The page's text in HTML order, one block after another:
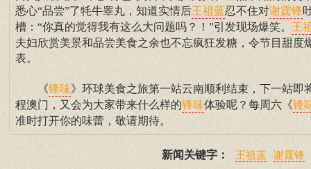
悉心“品尝”了牦牛睾丸，知道实情后王祖蓝忍不住对谢霆锋
槽：“你真的觉得我有这么大问题吗？！”引发现场爆笑。 王
夫妇欣赏美景和品尝美食之余也不忘疯狂发糖，令节目甜度
表。
《锋味》环球美食之旅第一站云南顺利结束，下一站即
程澳门，又会为大家带来什么样的锋味体验呢？每周六《锋
准时打开你的味蕾，敬请期待。
新闻关键字： 王祖蓝 谢霆锋